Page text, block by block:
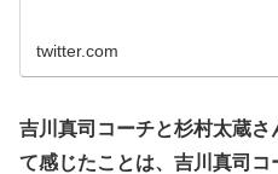
twitter.com
吉川真司コーチと杉村太蔵
て感じたことは、吉川真司